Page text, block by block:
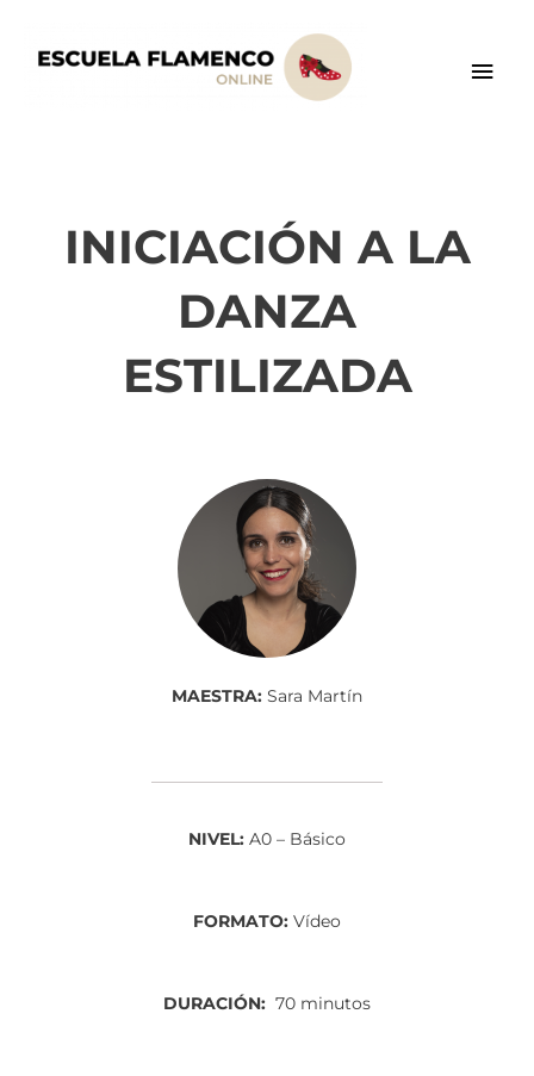
contenido
INICIACIÓN A LA
DANZA
ESTILIZADA
MAESTRA: Sara Martín
NIVEL: A0 – Básico
FORMATO: Vídeo
DURACIÓN: 70 minutos